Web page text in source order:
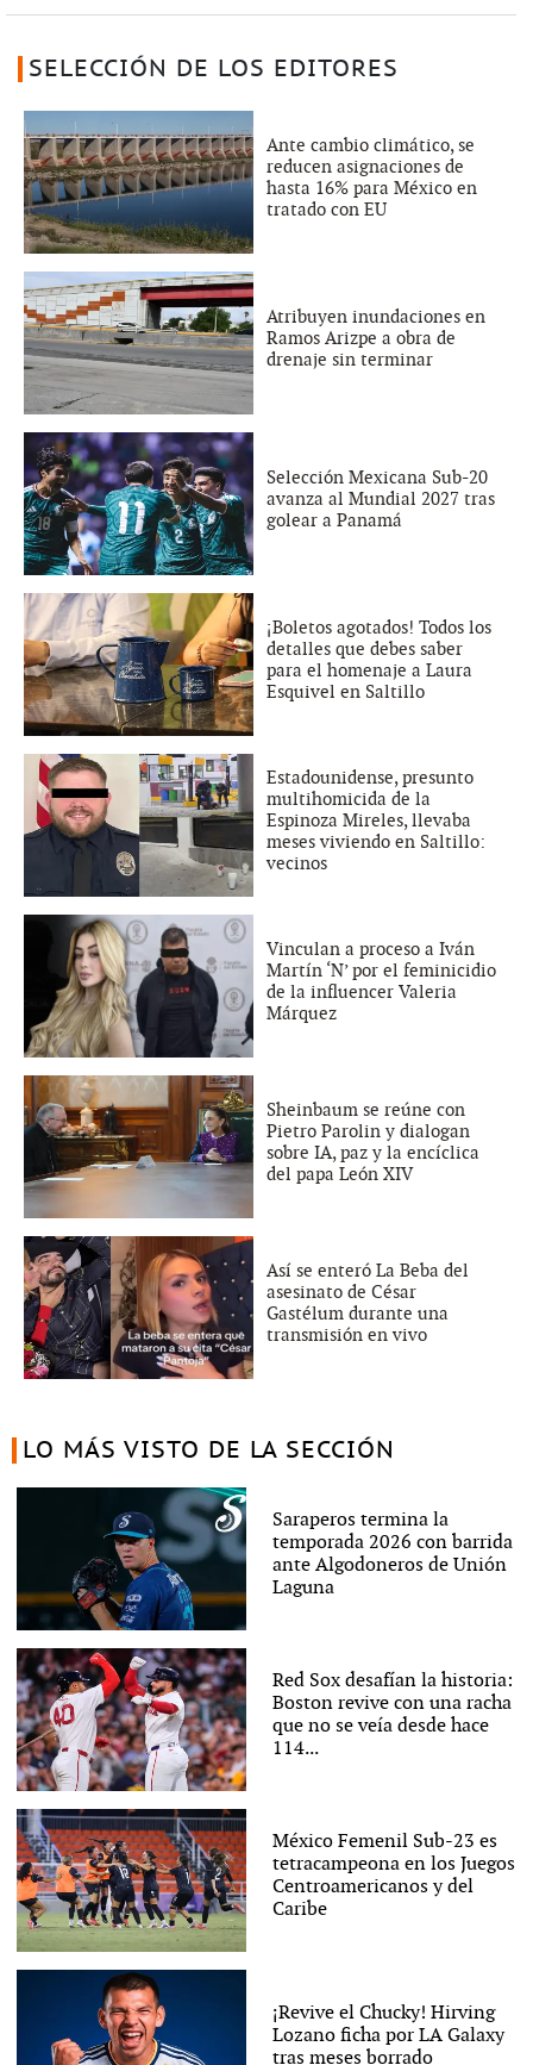
SELECCIÓN DE LOS EDITORES
Ante cambio climático, se
reducen asignaciones de
hasta 16% para México en
tratado con EU
Atribuyen inundaciones en
Ramos Arizpe a obra de
drenaje sin terminar
Selección Mexicana Sub-20
avanza al Mundial 2027 tras
golear a Panamá
¡Boletos agotados! Todos los
detalles que debes saber
para el homenaje a Laura
Esquivel en Saltillo
Estadounidense, presunto
multihomicida de la
Espinoza Mireles, llevaba
meses viviendo en Saltillo:
vecinos
Vinculan a proceso a Iván
Martín ‘N’ por el feminicidio
de la influencer Valeria
Márquez
Sheinbaum se reúne con
Pietro Parolin y dialogan
sobre IA, paz y la encíclica
del papa León XIV
Así se enteró La Beba del
asesinato de César
Gastélum durante una
transmisión en vivo
LO MÁS VISTO DE LA SECCIÓN
Saraperos termina la
temporada 2026 con barrida
ante Algodoneros de Unión
Laguna
Red Sox desafían la historia:
Boston revive con una racha
que no se veía desde hace
114...
México Femenil Sub-23 es
tetracampeona en los Juegos
Centroamericanos y del
Caribe
¡Revive el Chucky! Hirving
Lozano ficha por LA Galaxy
tras meses borrado